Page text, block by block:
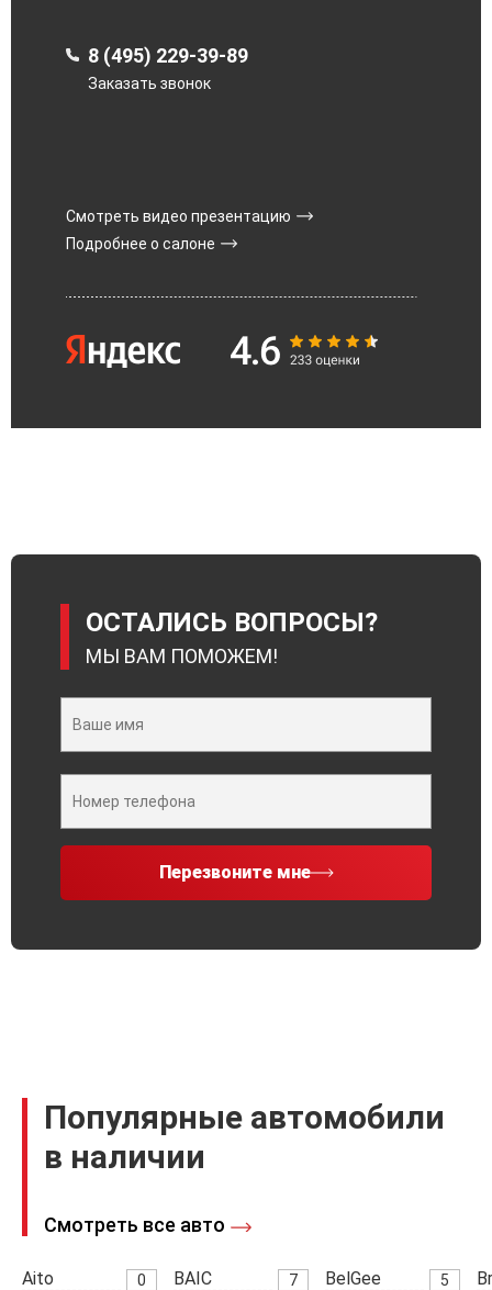
8 (495) 229-39-89
Заказать звонок
Смотреть видео презентацию
Подробнее о салоне
ОСТАЛИСЬ ВОПРОСЫ?
МЫ ВАМ ПОМОЖЕМ!
Перезвоните мне
Популярные автомобили
в наличии
Смотреть все авто
Aito 0 BAIC 7 BelGee 5